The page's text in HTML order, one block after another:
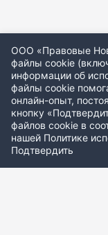
ООО «Правовые
файлы cookie
информации об
файлы cookie
онлайн-опыт,
кнопку
файлов cookie в
нашей Политике
Подтвердить